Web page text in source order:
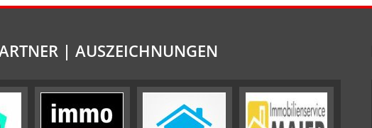
| AUSZEICHNUNGEN